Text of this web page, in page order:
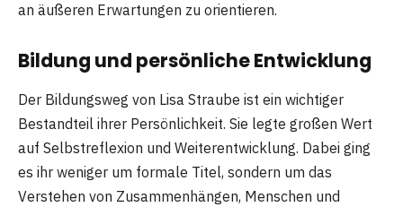
an äußeren Erwartungen zu orientieren.
Bildung und persönliche Entwicklung
Der Bildungsweg von Lisa Straube ist ein wichtiger
Bestandteil ihrer Persönlichkeit. Sie legte großen Wert
auf Selbstreflexion und Weiterentwicklung. Dabei ging
es ihr weniger um formale Titel, sondern um das
Verstehen von Zusammenhängen, Menschen und